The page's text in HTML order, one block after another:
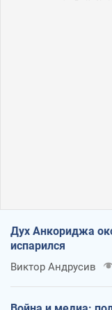
Дух Анкориджа
испарился
Виктор Андрусив